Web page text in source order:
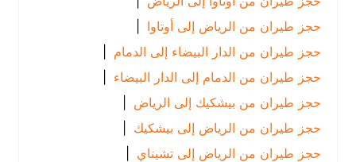
حجز طيران من الرياض إلى أوتاوا |
حجز طيران من الدار البيضاء إلى الدمام
|
حجز طيران من الدمام إلى الدار البيضاء |
حجز طيران من بيشكيك إلى الرياض
|
حجز طيران من الرياض إلى بيشكيك |
حجز طيران من الرياض إلى تشيناي |